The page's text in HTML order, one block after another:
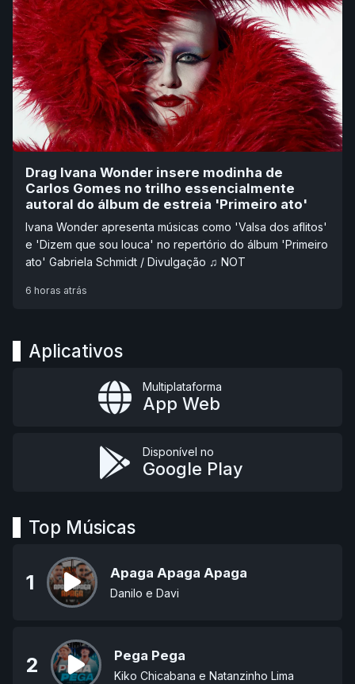
Drag Ivana Wonder insere modinha de
Carlos Gomes no trilho essencialmente
autoral do álbum de estreia 'Primeiro ato'
Ivana Wonder apresenta músicas como 'Valsa dos aflitos'
e 'Dizem que sou louca' no repertório do álbum 'Primeiro
ato' Gabriela Schmidt / Divulgação ♫ NOT
6 horas atrás
Aplicativos
Multiplataforma
App Web
Disponível no
Google Play
Top Músicas
1 Apaga Apaga Apaga
Danilo e Davi
2 Pega Pega
Kiko Chicabana e Natanzinho Lima